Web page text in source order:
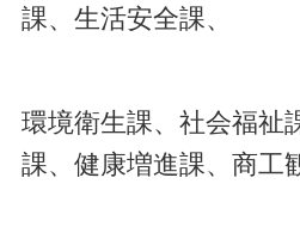
課、生活安全課、
環境保
環境衛生課、社会福祉
課、健康増進課、商工
農林水